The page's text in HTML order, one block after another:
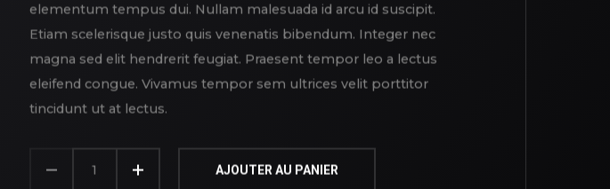
elementum tempus dui. Nullam malesuada id arcu id suscipit.
Etiam scelerisque justo quis venenatis bibendum. Integer nec
magna sed elit hendrerit feugiat. Praesent tempor leo a lectus
eleifend congue. Vivamus tempor sem ultrices velit porttitor
tincidunt ut at lectus.
QUANTITÉ
AJOUTER AU PANIER